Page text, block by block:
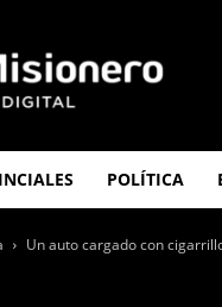
POLÍTICA
Un auto cargado con